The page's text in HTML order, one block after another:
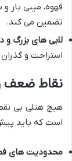
قهوه، مینی بار و
تضمین می کند.
لابی های بزرگ و
استراحت و
نقاط ضعف
هیچ هتلی بی
است که باید
محدودیت های